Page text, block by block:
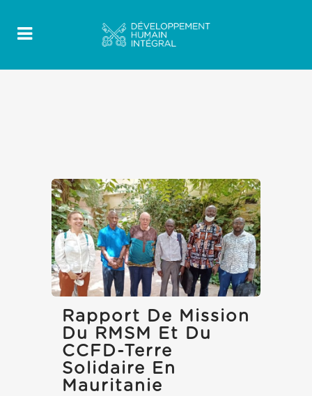
Rapport De Mission
Du RMSM Et Du
CCFD-Terre
Solidaire En
Mauritanie